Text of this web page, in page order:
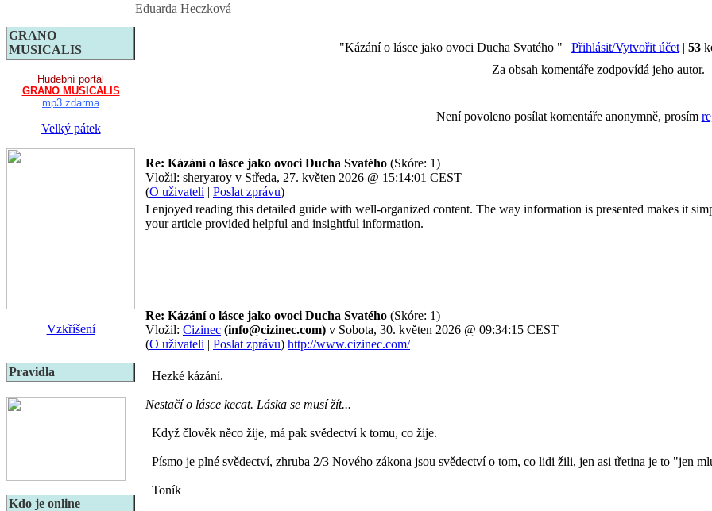
GRANO
MUSICALIS
Hudební portál
GRANO MUSICALIS
mp3 zdarma
Velký pátek
Vzkříšení
Pravidla
Kdo je online
Eduarda Heczková
"Kázání o lásce jako ovoci Ducha Svatého " | Přihlásit/Vytvořit účet | 53
Za obsah komentáře zodpovídá jeho autor.
Není povoleno posílat komentáře anonymně, prosím
Re: Kázání o lásce jako ovoci Ducha Svatého (Skóre: 1)
Vložil: sheryaroy v Středa, 27. květen 2026 @ 15:14:01 CEST
(O uživateli | Poslat zprávu)
I enjoyed reading this detailed guide with well-organized content. The way information is presented makes it
your article provided helpful and insightful information.
Re: Kázání o lásce jako ovoci Ducha Svatého (Skóre: 1)
Vložil: Cizinec (info@cizinec.com) v Sobota, 30. květen 2026 @ 09:34:15 CEST
(O uživateli | Poslat zprávu) http://www.cizinec.com/
Hezké kázání.
Nestačí o lásce kecat. Láska se musí žít...
Když člověk něco žije, má pak svědectví k tomu, co žije.
Písmo je plné svědectví, zhruba 2/3 Nového zákona jsou svědectví o tom, co lidi žili, jen asi třetina je to "jen
Toník